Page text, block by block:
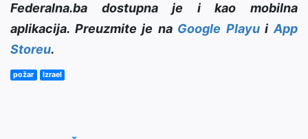
Federalna.ba dostupna je i kao mobilna
aplikacija. Preuzmite je na Google PlayuiApp
Storeu.
požar Izrael